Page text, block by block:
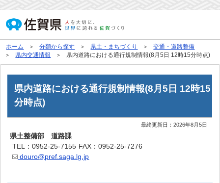
ホーム 分類から探す 県土・まちづくり
交通・道路整備
県内交通情報
県内道路における通行規制情報(8月5日 12時15分時点)
県内道路における通行規制情報(8月5日 12時15
分時点)
最終更新日：2026年8月5日
県土整備部 道路課
TEL：0952-25-7155 FAX：0952-25-7276
douro@pref.saga.lg.jp